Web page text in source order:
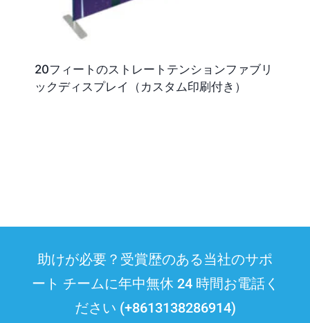
20フィートのストレートテンションファブリ
ックディスプレイ（カスタム印刷付き）
助けが必要？受賞歴のある当社のサポ
ート チームに年中無休 24 時間お電話く
ださい (+8613138286914)